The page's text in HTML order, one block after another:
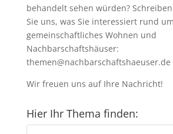
behandelt sehen würden?
Sie uns, was Sie interessiert rund um
gemeinschaftliches Wohnen und
Nachbarschaftshäuser:
themen@nachbarschaftshaeuser.de
Wir freuen uns auf Ihre Nachricht!
Hier Ihr Thema finden: